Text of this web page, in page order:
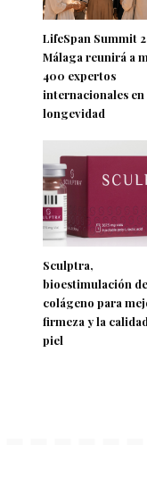
LifeSpan Summit
Málaga reunirá a
400 expertos
internacionales en
longevidad
Sculptra,
bioestimulación de
colágeno para
firmeza y la
piel